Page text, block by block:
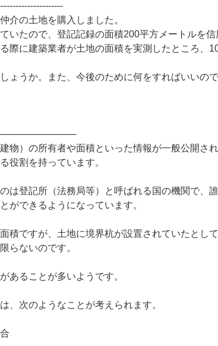
介の土地を購入しました。
いたので、登記記録の面積200平方メートルを
際に建築業者が土地の面積を実測したところ、
ょうか。また、今後のために何をすればいいので
物）の所有者や面積といった情報が一般公開さ
役割を持っています。
は登記所（法務局等）と呼ばれる国の機関で、
ができるようになっています。
積ですが、土地に境界杭が設置されていたとし
らないのです。
あることが多いようです。
、次のようなことが考えられます。